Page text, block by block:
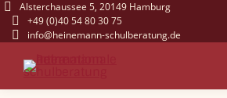
Alsterchaussee 5, 20149 Hamburg
+49 (0)40 54 80 30 75
info@heinemann-schulberatung.de